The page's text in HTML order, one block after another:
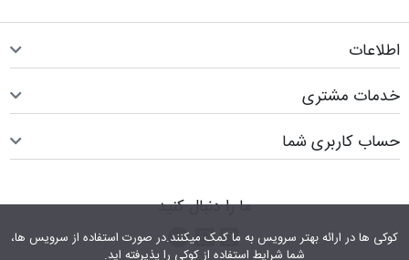
کوکی ها در ارائه بهتر سرویس‎ به ما کمک می‎کنند.در صورت استفاده از سرویس ها،
شما شرایط استفاده از کوکی را پذیرفته اید.
اطلاعات
خدمات مشتری
حساب کاربری شما
ما را دنبال کنید
اینستاگرام
پیام رسان واتس اپ
کانال تلگرام